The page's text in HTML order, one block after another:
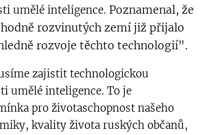
umělé inteligence. Poznamenal, že
rozvinutých zemí již přijalo
rozvoje těchto technologií".
zajistit technologickou
umělé inteligence. To je
pro životaschopnost našeho
kvality života ruských občanů,